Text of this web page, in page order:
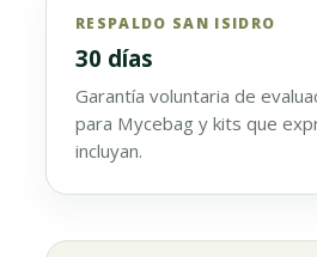
RESPALDO SAN ISIDRO
30 días
Garantía voluntaria de
para Mycebag y kits que
incluyan.